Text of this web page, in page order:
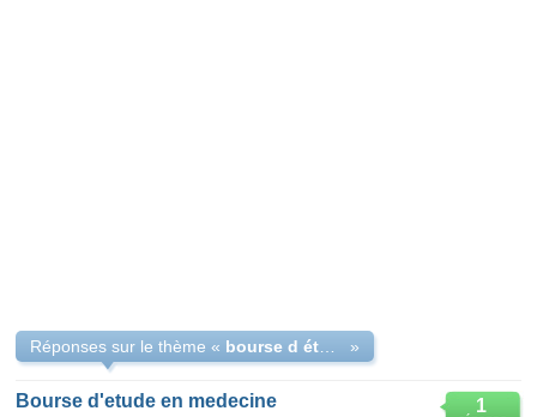
Réponses sur le thème « »
1
Bourse d'etude en medecine